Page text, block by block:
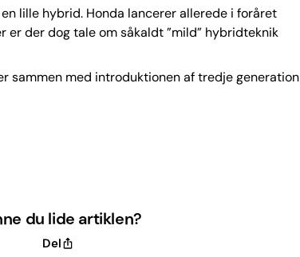
lille hybrid. Honda lancerer allerede i foråret
er der dog tale om såkaldt ”mild” hybridteknik
sammen med introduktionen af tredje generation
du lide artiklen?
Del